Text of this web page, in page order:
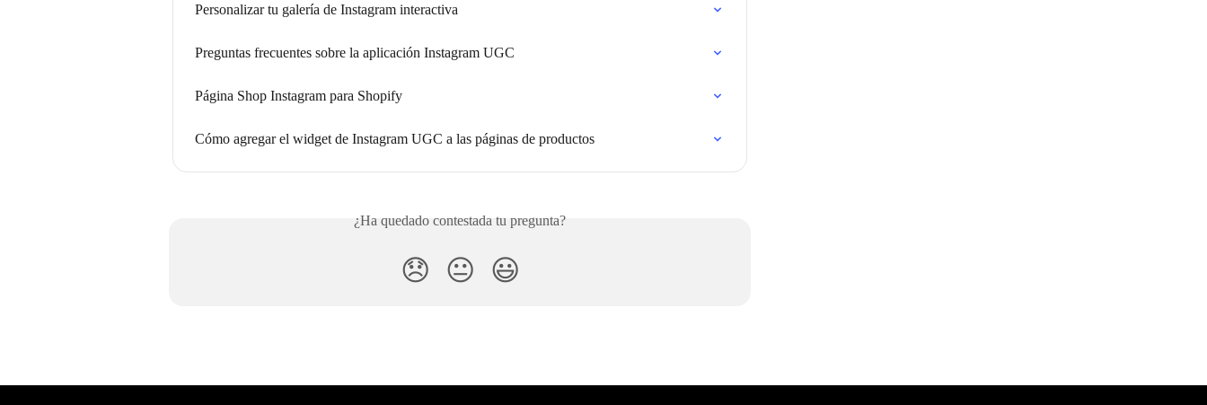
Personalizar tu galería de Instagram interactiva
Preguntas frecuentes sobre la aplicación Instagram UGC
Página Shop Instagram para Shopify
Cómo agregar el widget de Instagram UGC a las páginas de productos
¿Ha quedado contestada tu pregunta?
😞 😐 😃